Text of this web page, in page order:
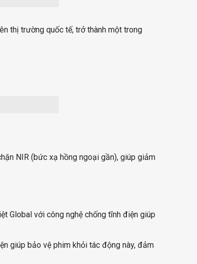
thị trường quốc tế, trở thành một trong
NIR (bức xạ hồng ngoại gần), giúp giảm
Global với công nghệ chống tĩnh điện giúp
giúp bảo vệ phim khỏi tác động này, đảm